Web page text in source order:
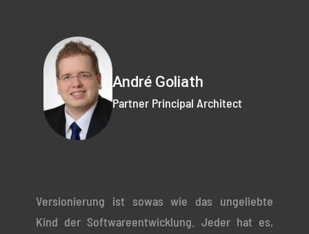
André Goliath
Partner Principal Architect
Versionierung ist sowas wie das ungeliebte
Kind der Softwareentwicklung. Jeder hat es,